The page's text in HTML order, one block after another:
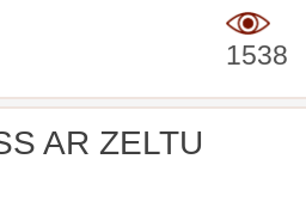
1538
AR ZELTU